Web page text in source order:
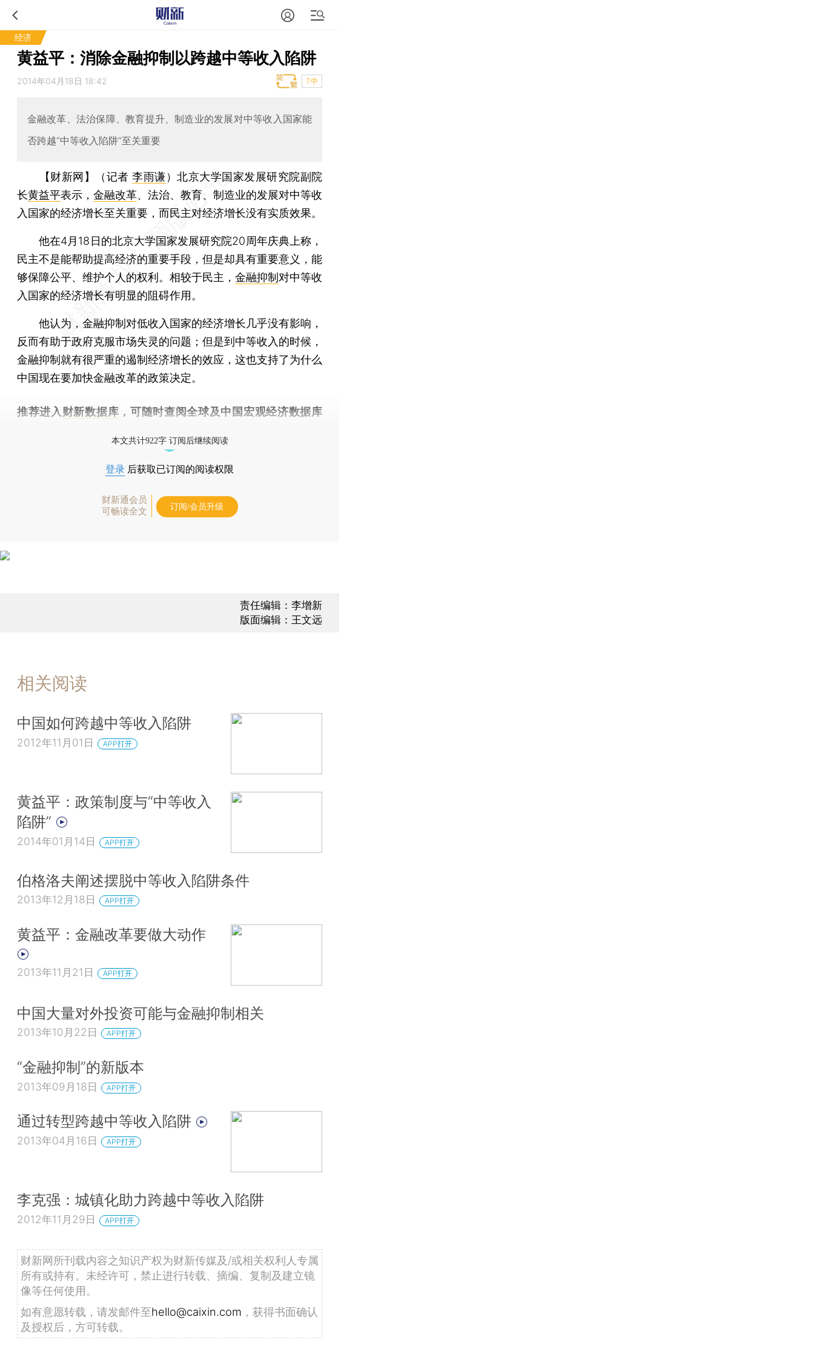
经济
黄益平：消除金融抑制以跨越中等收入陷阱
2014年04月18日 18:42 T中
金融改革、法治保障、教育提升、制造业的发展对中等收入国家能
否跨越“中等收入陷阱”至关重要
【财新网】（记者李雨谦）北京大学国家发展研究院副院
长黄益平表示， 金融改革、法治、教育、制造业的发展对中等收
入国家的经济增长至关重要，而民主对经济增长没有实质效果。
他在4月18日的北京大学国家发展研究院20周年庆典上称，
民主不是能帮助提高经济的重要手段，但是却具有重要意义，能
够保障公平、维护个人的权利。相较于民主， 金融抑制对中等收
入国家的经济增长有明显的阻碍作用。
他认为，金融抑制对低收入国家的经济增长几乎没有影响，
反而有助于政府克服市场失灵的问题；但是到中等收入的时候，
金融抑制就有很严重的遏制经济增长的效应，这也支持了为什么
中国现在要加快金融改革的政策决定。
推荐进入 财新数据库 ，可随时查阅全球及中国宏观经济数据库
本文共计922字 订阅后继续阅读
登录 后获取已订阅的阅读权限
财新通会员
可畅读全文
订阅/会员升级
责任编辑：李增新
版面编辑：王文远
相关阅读
中国如何跨越中等收入陷阱
2012年11月01日 APP打开
黄益平：政策制度与“中等收入
陷阱”
2014年01月14日 APP打开
伯格洛夫阐述摆脱中等收入陷阱条件
2013年12月18日 APP打开
黄益平：金融改革要做大动作
2013年11月21日 APP打开
中国大量对外投资可能与金融抑制相关
2013年10月22日 APP打开
“金融抑制”的新版本
2013年09月18日 APP打开
通过转型跨越中等收入陷阱
2013年04月16日 APP打开
李克强：城镇化助力跨越中等收入陷阱
2012年11月29日 APP打开
财新网所刊载内容之知识产权为财新传媒及/或相关权利人专属
所有或持有。未经许可，禁止进行转载、摘编、复制及建立镜
像等任何使用。
如有意愿转载，请发邮件至hello@caixin.com ，获得书面确认
及授权后，方可转载。